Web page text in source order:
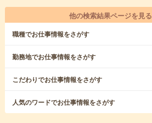
他の検索結果ページを見る
職種でお仕事情報をさがす
勤務地でお仕事情報をさがす
こだわりでお仕事情報をさがす
人気のワードでお仕事情報をさがす